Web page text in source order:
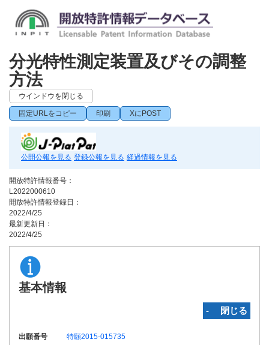
分光特性測定装置及びその調整
方法
ウインドウを閉じる
固定URLをコピー 印刷 XにPOST
公開公報を見る 登録公報を見る 経過情報を見る
開放特許情報番号：
L2022000610
開放特許情報登録日：
2022/4/25
最新更新日：
2022/4/25
基本情報
‐ 閉じる
出願番号
特願2015-015735